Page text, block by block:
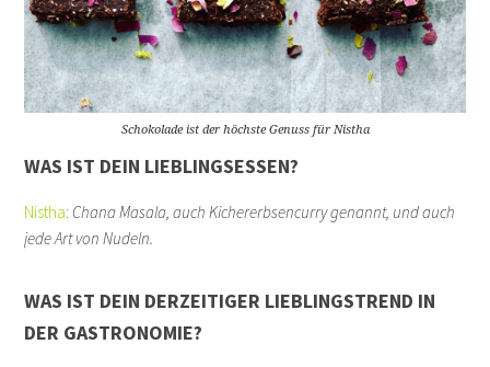
Schokolade ist der höchste Genuss für Nistha
WAS IST DEIN LIEBLINGSESSEN?
Nistha: Chana Masala, auch Kichererbsencurry genannt, und auch
jede Art von Nudeln.
WAS IST DEIN DERZEITIGER LIEBLINGSTREND IN
DER GASTRONOMIE?